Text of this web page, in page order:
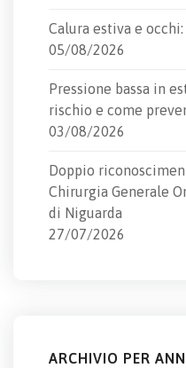
Calura estiva e
05/08/2026
Pressione bassa in
rischio e come
03/08/2026
Doppio
Chirurgia Generale
di Niguarda
27/07/2026
ARCHIVIO PER